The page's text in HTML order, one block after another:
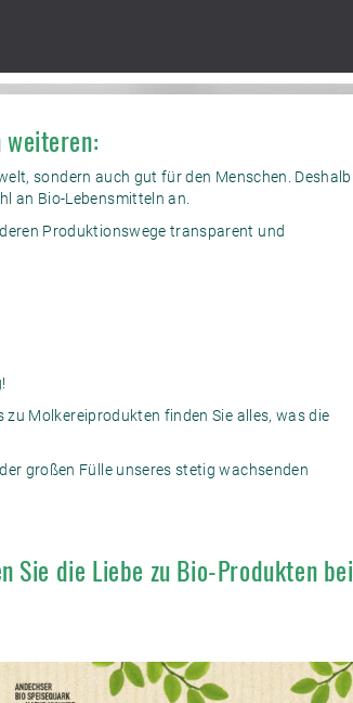
weiteren:
sondern auch gut für den Menschen. Deshalb
an Bio-Lebensmitteln an.
Produktionswege transparent und
Molkereiprodukten finden Sie alles, was die
großen Fülle unseres stetig wachsenden
Sie die Liebe zu Bio-Produkten bei